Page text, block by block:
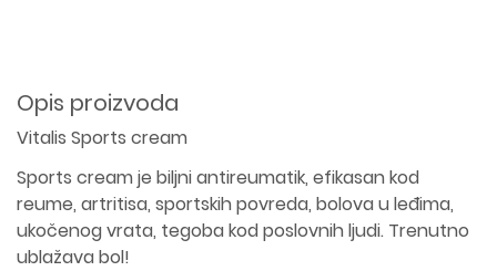
Opis proizvoda
Vitalis Sports cream
Sports cream je biljni antireumatik, efikasan kod
reume, artritisa, sportskih povreda, bolova u leđima,
ukočenog vrata, tegoba kod poslovnih ljudi. Trenutno
ublažava bol!